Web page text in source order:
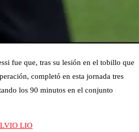
fue que, tras su lesión en el tobillo que
completó en esta jornada tres
los 90 minutos en el conjunto
LIO